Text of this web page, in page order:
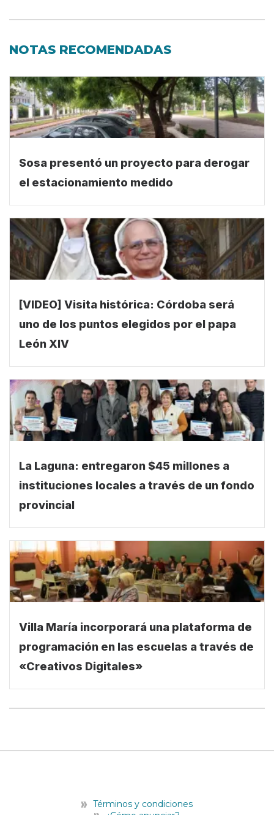
NOTAS RECOMENDADAS
Sosa presentó un proyecto para derogar
el estacionamiento medido
[VIDEO] Visita histórica: Córdoba será
uno de los puntos elegidos por el papa
León XIV
La Laguna: entregaron $45 millones a
instituciones locales a través de un fondo
provincial
Villa María incorporará una plataforma de
programación en las escuelas a través de
«Creativos Digitales»
Términos y condiciones